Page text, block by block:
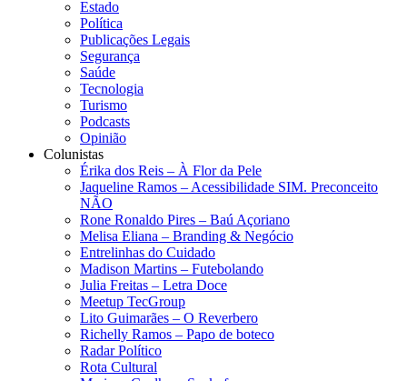
Estado
Política
Publicações Legais
Segurança
Saúde
Tecnologia
Turismo
Podcasts
Opinião
Colunistas
Érika dos Reis​ – À Flor da Pele
Jaqueline Ramos – Acessibilidade SIM. Preconceito
NÃO
Rone Ronaldo Pires – Baú Açoriano
Melisa Eliana – Branding & Negócio
Entrelinhas do Cuidado
Madison Martins – Futebolando
Julia Freitas​ – Letra Doce
Meetup TecGroup
Lito Guimarães – O Reverbero
Richelly Ramos​ – Papo de boteco
Radar Político
Rota Cultural